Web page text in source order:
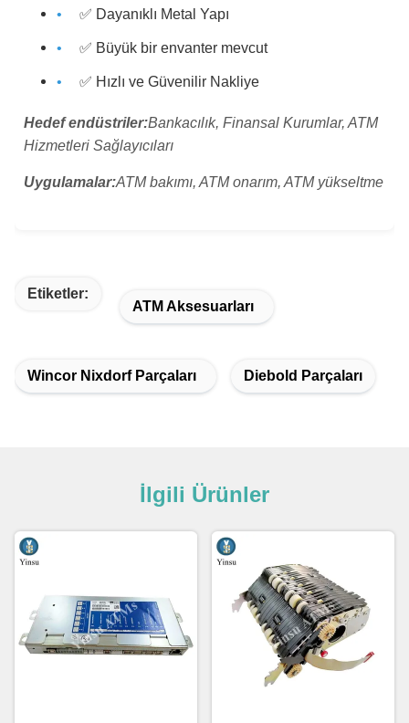
✅ Dayanıklı Metal Yapı
✅ Büyük bir envanter mevcut
✅ Hızlı ve Güvenilir Nakliye
Hedef endüstriler:Bankacılık, Finansal Kurumlar, ATM
Hizmetleri Sağlayıcıları
Uygulamalar:ATM bakımı, ATM onarım, ATM yükseltme
Etiketler:
ATM Aksesuarları
Wincor Nixdorf Parçaları Diebold Parçaları
İlgili Ürünler